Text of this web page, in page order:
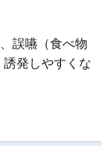
誤嚥（食べ物
発しやすくな